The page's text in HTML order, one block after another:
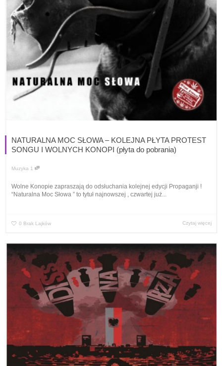
NATURALNA MOC SŁOWA – KOLEJNA PŁYTA PROTEST
SONGU I WOLNYCH KONOPI (płyta do pobrania)
Muzyka 1
Wolne Konopie zapraszają do odsłuchania kolejnej edycji Propaganji !
“Naturalna Moc Słowa ” to tytuł najnowszej , czwartej już...
0 Brak Lajków Czytaj więcej